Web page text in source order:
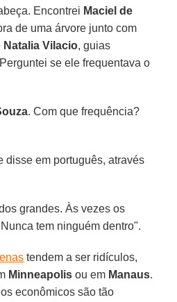
Encontrei Maciel de
de uma árvore junto com
Natalia Vilacio, guias
se ele frequentava o
. Com que frequência?
disse em português, através
grandes. Às vezes os
tem ninguém dentro".
tendem a ser ridículos,
Minneapolis ou em Manaus.
econômicos são tão